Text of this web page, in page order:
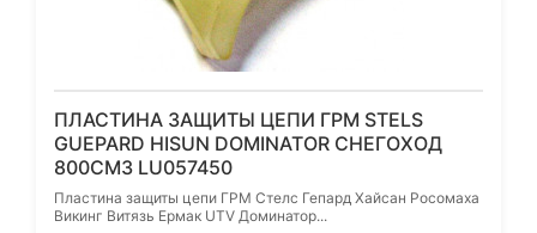
ПЛАСТИНА ЗАЩИТЫ ЦЕПИ ГРМ STELS
GUEPARD HISUN DOMINATOR СНЕГОХОД
800СМ3 LU057450
Пластина защиты цепи ГРМ Стелс Гепард Хайсан Росомаха
Викинг Витязь Ермак UTV Доминатор...